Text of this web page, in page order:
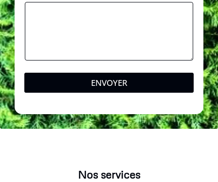
ENVOYER
Nos services